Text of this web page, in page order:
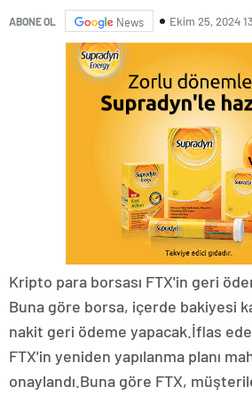
ABONE OL News Ekim 25, 2024
Kripto para borsası FTX'in geri
Buna göre borsa, içerde bakiyesi
nakit geri ödeme yapacak.İflas
FTX'in yeniden yapılanma planı
onaylandı.Buna göre FTX,